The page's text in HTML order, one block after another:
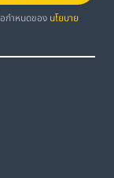
กำหนดของ นโยบาย